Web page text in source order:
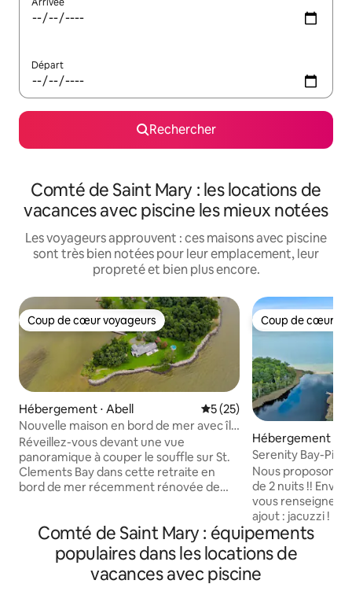
Départ
Rechercher
Comté de Saint Mary : les locations de
vacances avec piscine les mieux notées
Les voyageurs approuvent : ces maisons avec piscine
sont très bien notées pour leur emplacement, leur
propreté et bien plus encore.
Coup de cœur voyageurs
Coup de cœur voyageurs
Hébergement ⋅ Abell Évaluation moyenne sur la
5 (25)
Nouvelle maison en bord de mer avec île
sur St. Clements Bay
Réveillez-vous devant une vue
panoramique à couper le souffle sur St.
Clements Bay dans cette retraite en
bord de mer récemment rénovée de
maison dispose d'un quai de 48 m pour la
pêche au crabe et à la ligne, de plages
dans la baie, d'une île, d'une piscine, d'un
jacuzzi et d'un espace infini pour se
Coup de cœur
Coup de cœur
Hébergement ⋅
ark
Serenity Bay-
Demandez des
nuits !
Nous proposons
de 2 nuits !!
vous renseigner à ce
ajout : jacuzzi ! Maison spacieuse,
relaxante et
baie et accès en
Chesapeake. Nous venons d'installer un
spa !!! Les photos seront prises quand il
Comté de Saint Mary : équipements
populaires dans les locations de
vacances avec piscine